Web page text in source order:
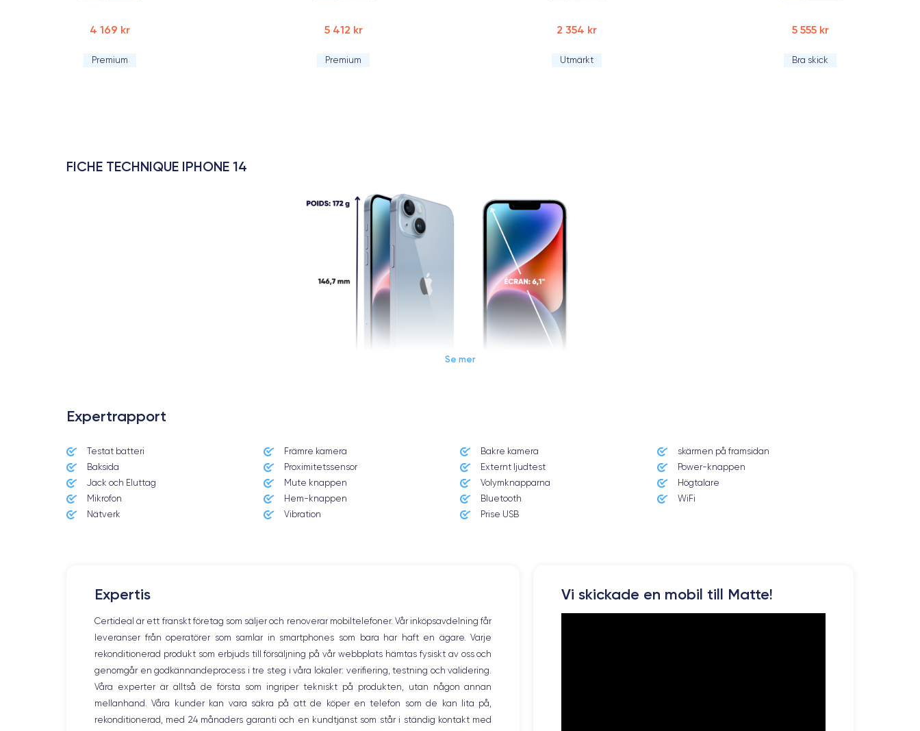
4 169 kr
Premium
5 412 kr
Premium
2 354 kr
Utmärkt
5 555 kr
Bra skick
FICHE TECHNIQUE IPHONE 14
Date de sortie
7/09/2022
Système exploitation
iOS (iOS 16)
Dimensions
146.7×71.5×7.8 mm
Poids
172 g
Puce A15 Bionic
Nombre de cœurs
6
Nom GPU
GPU 5 cœurs
Fréq. processeur
3.22 GHz
Caméra Principale Caméra Frontale
Se mer
Expertrapport
Testat batteri Främre kamera Bakre kamera
skärmen på framsidan
Baksida
Proximitetssensor Externt ljudtest
Power-knappen
Jack och Eluttag
Mute knappen Volymknapparna
Högtalare
Mikrofon
Hem-knappen Bluetooth
WiFi
Nätverk
Vibration Prise USB
Expertis
Certideal är ett franskt företag som säljer och renoverar mobiltelefoner. Vår inköpsavdelning får
leveranser från operatörer som samlar in smartphones som bara har haft en ägare. Varje
rekonditionerad produkt som erbjuds till försäljning på vår webbplats hämtas fysiskt av oss och
genomgår en godkännandeprocess i tre steg i våra lokaler: verifiering, testning och validering.
Våra experter är alltså de första som ingriper tekniskt på produkten, utan någon annan
mellanhand. Våra kunder kan vara säkra på att de köper en telefon som de kan lita på,
rekonditionerad, med 24 månaders garanti och en kundtjänst som står i ständig kontakt med
Vi skickade en mobil till Matte!